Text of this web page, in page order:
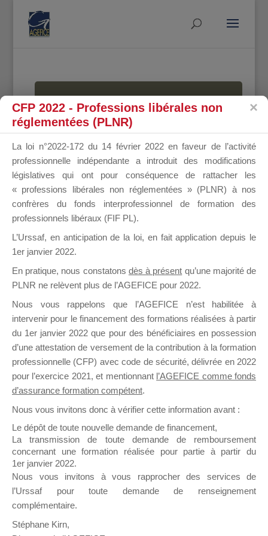
MALLETTE
DU
DIRIGEANT
Groupe Public
il y a un mois
Ce groupe est destiné aux Organismes de
Formation qui souhaitent répondre à l’Appel à
Propositions Mallette du Dirigeant.
sur lequel il est possible de laisser un message
ou poser une question.
NB : Il est nécessaire d’être
pouvoir rejoindre ce groupe
CFP 2022 - Professions libérales non
réglementées (PLNR)
La loi n°2022-172 du 14 février 2022 en faveur de l’activité
professionnelle indépendante a introduit des modifications
législatives qui ont pour conséquence de rattacher les
« professions libérales non réglementées » (PLNR) à nos
confrères du fonds interprofessionnel de formation des
professionnels libéraux (FIF PL).
L’Urssaf, en anticipation de la loi, en fait application depuis le
1er janvier 2022.
En pratique, nous constatons dès à présent qu’une majorité de
PLNR ne relèvent plus de l’AGEFICE pour 2022.
Nous vous rappelons que l’AGEFICE n’est habilitée à
intervenir pour le financement des formations réalisées à partir
du 1er janvier 2022 que pour des bénéficiaires en possession
d’une attestation de versement de la contribution à la formation
professionnelle (CFP) avec code de sécurité, délivrée en 2022
pour l’exercice 2021, et mentionnant l’AGEFICE comme fonds
d’assurance formation compétent.
Nous vous invitons donc à vérifier cette information avant :
Le dépôt de toute nouvelle demande de financement,
La transmission de toute demande de remboursement
concernant une formation réalisée pour partie à partir du
1er janvier 2022.
Nous vous invitons à vous rapprocher des services de
l’Urssaf pour toute demande de renseignement
complémentaire.
Stéphane Kirn,